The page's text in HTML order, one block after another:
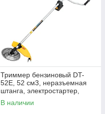
Триммер бензиновый DT-
52E, 52 см3, неразъемная
штанга, электростартер,
состоит из 2 частей Denzel
В наличии